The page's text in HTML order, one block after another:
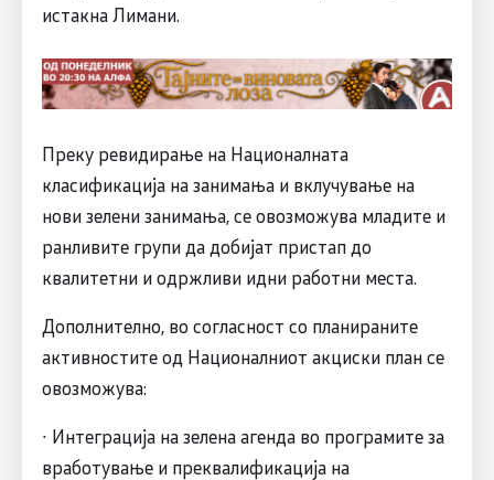
истакна Лимани.
Преку ревидирање на Националната
класификација на занимања и вклучување на
нови зелени занимања, се овозможува младите и
ранливите групи да добијат пристап до
квалитетни и одржливи идни работни места.
Дополнително, во согласност со планираните
активностите од Националниот акциски план се
овозможува:
∙ Интеграција на зелена агенда во програмите за
вработување и преквалификација на